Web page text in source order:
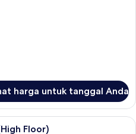
harga untuk tanggal Anda
Seprai antialergi, minibar, brankas,
Floor)